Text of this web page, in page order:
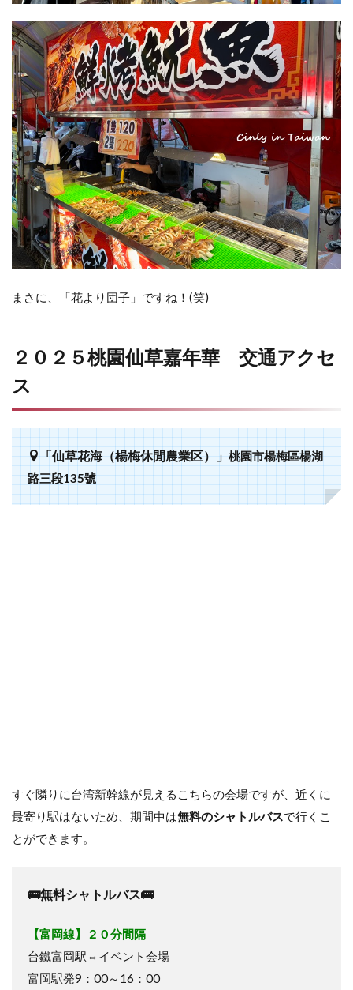
まさに、「花より団子」ですね！(笑)
２０２５桃園仙草嘉年華 交通アクセ
ス
「仙草花海（楊梅休閒農業区）」桃園市楊梅區楊湖
路三段135號
すぐ隣りに台湾新幹線が見えるこちらの会場ですが、近くに
最寄り駅はないため、期間中は無料のシャトルバスで行くこ
とができます。
🚌無料シャトルバス🚌
【富岡線】２０分間隔
台鐵富岡駅⇔イベント会場
富岡駅発9：00～16：00